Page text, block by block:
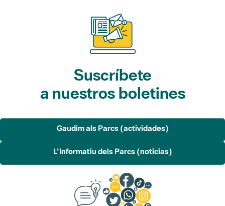
Suscríbete
a nuestros boletines
Gaudim als Parcs (actividades)
L'Informatiu dels Parcs (noticias)